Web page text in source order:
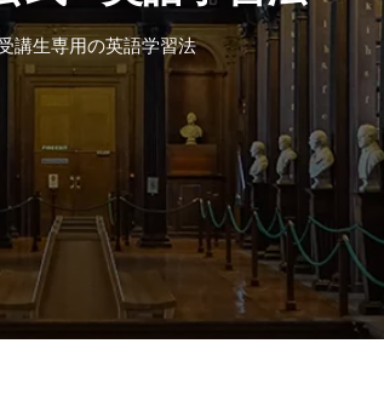
講生専用の英語学習法